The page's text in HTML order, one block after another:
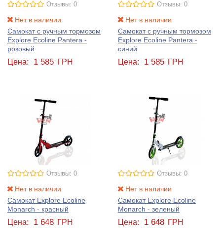
Отзывы: 0
Нет в наличии
Самокат с ручным тормозом
Explore Ecoline Pantera -
розовый
Цена: 1 585 ГРН
Отзывы: 0
Нет в наличии
Самокат с ручным тормозом
Explore Ecoline Pantera -
синий
Цена: 1 585 ГРН
Отзывы: 0
Нет в наличии
Самокат Explore Ecoline
Monarch - красный
Цена: 1 648 ГРН
Отзывы: 0
Нет в наличии
Самокат Explore Ecoline
Monarch - зеленый
Цена: 1 648 ГРН